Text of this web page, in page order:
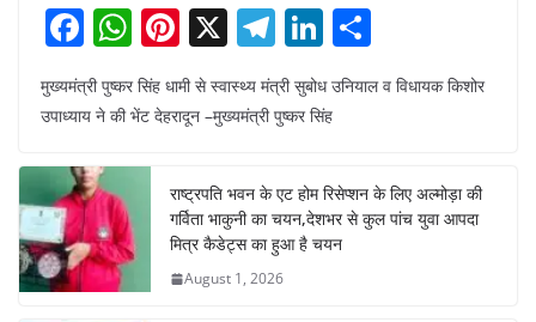
F
a
c
b
o
o
k
W
h
at
A
p
p
Pi
nt
er
e
st
X T
el
e
gr
a
m
Li
n
k
dI
n
ar
मुख्यमंत्री पुष्कर सिंह धामी से स्वास्थ्य मंत्री सुबोध उनियाल व विधायक किशोर
उपाध्याय ने की भेंट देहरादून –मुख्यमंत्री पुष्कर सिंह
राष्ट्रपति भवन के एट होम रिसेप्शन के लिए अल्मोड़ा की
गर्विता भाकुनी का चयन,देशभर से कुल पांच युवा आपदा
मित्र कैडेट्स का हुआ है चयन
August 1, 2026